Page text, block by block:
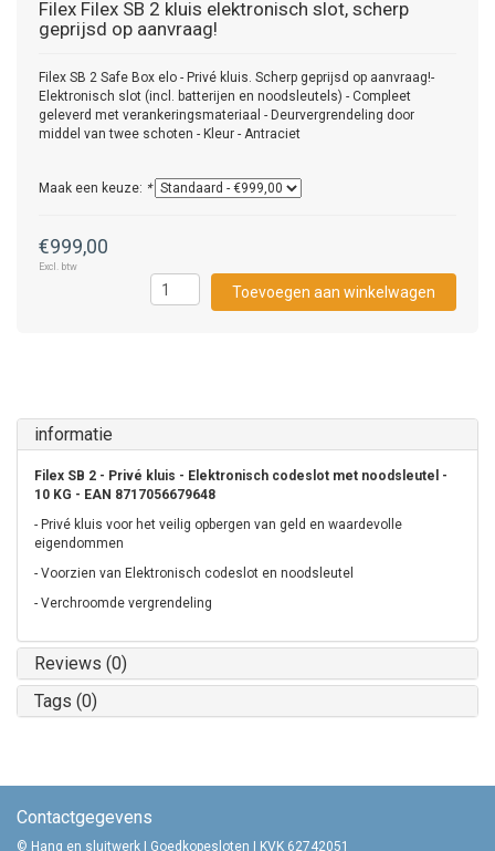
Filex Filex SB 2 kluis elektronisch slot, scherp
geprijsd op aanvraag!
Filex SB 2 Safe Box elo - Privé kluis. Scherp geprijsd op aanvraag!-
Elektronisch slot (incl. batterijen en noodsleutels) - Compleet
geleverd met verankeringsmateriaal - Deurvergrendeling door
middel van twee schoten - Kleur - Antraciet
Maak een keuze: *
€999,00
Excl. btw
Toevoegen aan winkelwagen
informatie
Filex SB 2 - Privé kluis - Elektronisch codeslot met noodsleutel -
10 KG - EAN 8717056679648
- Privé kluis voor het veilig opbergen van geld en waardevolle
eigendommen
- Voorzien van Elektronisch codeslot en noodsleutel
- Verchroomde vergrendeling
Reviews (0)
Tags (0)
Contactgegevens
© Hang en sluitwerk | Goedkopesloten | KVK 62742051